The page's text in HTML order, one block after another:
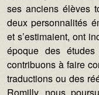
ses anciens élèves
deux personnalités
et s’estimaient, ont
époque des
contribuons à faire
traductions ou des